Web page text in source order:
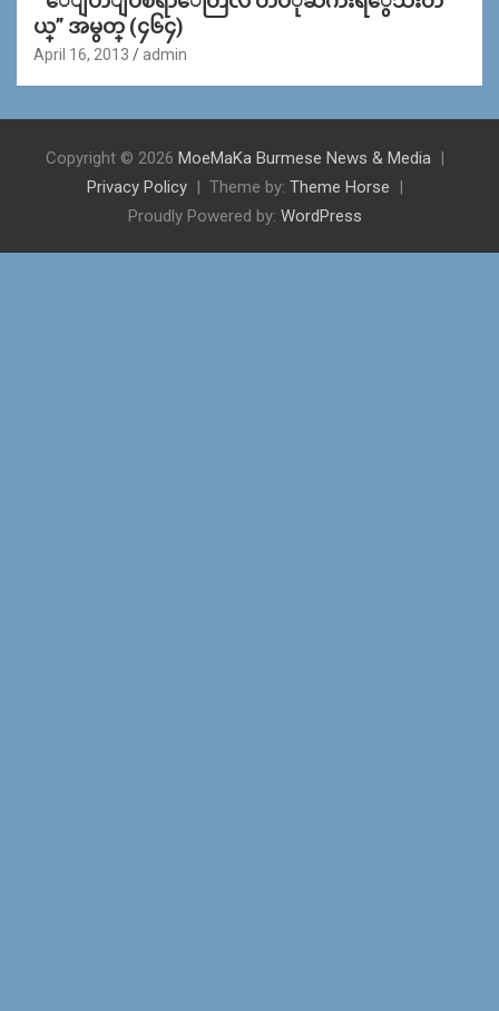
ယ္” အမွတ္ (၄၆၄)
April 16, 2013 admin
Copyright © 2026 MoeMaKa Burmese News & Media
Privacy Policy
Theme by: Theme Horse
Proudly Powered by: WordPress